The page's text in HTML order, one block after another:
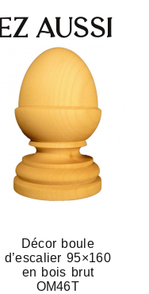
aussi
Décor boule
d’escalier 95×160
en bois brut
OM46T